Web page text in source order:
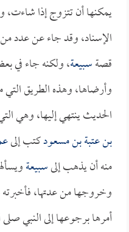
يمكنها أن تتزوج إذا
الإسناد، وقد جاء عن عدد
قصةسبيعة، ولكنه جاء في
وأرضاها، وهذه الطريق
الحديث ينتهي إليها، وهي
بن عتبة بن مسعودكتب إلى
منه أن يذهب إلىسبيعة
وخروجها من عدتها،
أمرها برجوعها إلى النبي صلى